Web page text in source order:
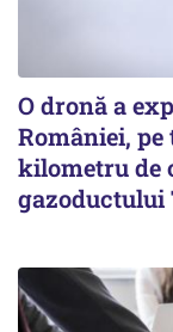
O dronă a
României,
kilometru de
gazoductului